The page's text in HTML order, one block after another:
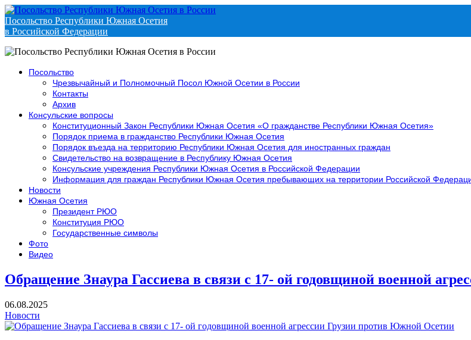
Посольство Республики Южная Осетия
в Российской Федерации
Посольство
Чрезвычайный и Полномочный Посол Южной Осетии в России
Контакты
Архив
Консульские вопросы
Конституционный Закон Республики Южная Осетия «О гражданстве Республики Южная Осетия»
Порядок приема в гражданство Республики Южная Осетия
Порядок въезда на территорию Республики Южная Осетия для иностранных граждан
Свидетельство на возвращение в Республику Южная Осетия
Консульские учреждения Республики Южная Осетия в Российской Федерации
Информация для граждан Республики Южная Осетия пребывающих на территории Российской
Новости
Южная Осетия
Президент РЮО
Конституция РЮО
Государственные символы
Фото
Видео
Обращение Знаура Гассиева в связи с 17- ой годовщиной военной
06.08.2025
Новости